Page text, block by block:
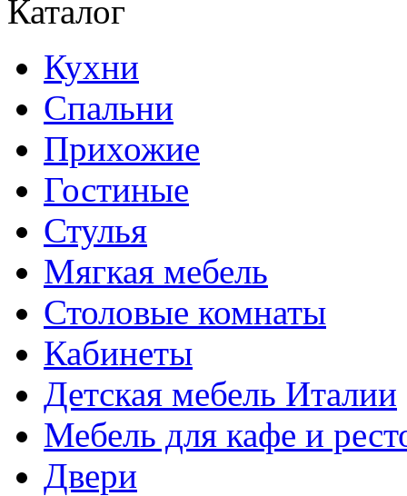
Каталог
Кухни
Спальни
Прихожие
Гостиные
Стулья
Мягкая мебель
Столовые комнаты
Кабинеты
Детская мебель Италии
Мебель для кафе и
Двери